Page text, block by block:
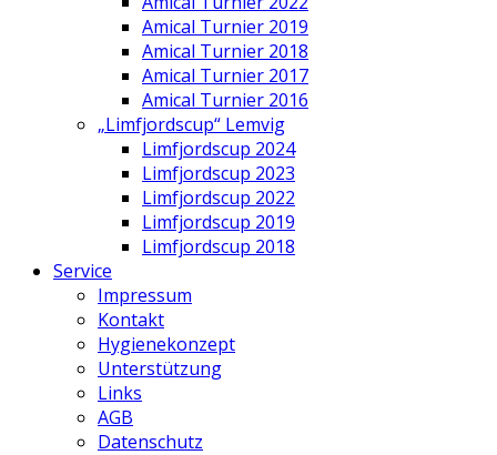
Amical Turnier 2019
Amical Turnier 2018
Amical Turnier 2017
Amical Turnier 2016
„Limfjordscup“ Lemvig
Limfjordscup 2024
Limfjordscup 2023
Limfjordscup 2022
Limfjordscup 2019
Limfjordscup 2018
Service
Impressum
Kontakt
Hygienekonzept
Unterstützung
Links
AGB
Datenschutz